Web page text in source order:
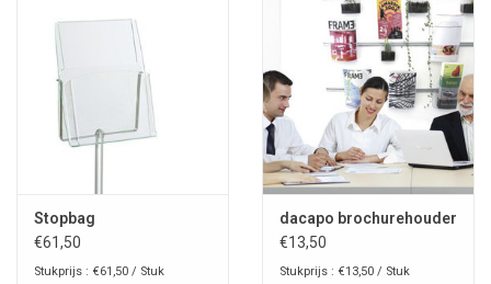
Stopbag
€61,50
Stukprijs : €61,50 / Stuk
dacapo brochurehouder
€13,50
Stukprijs : €13,50 / Stuk